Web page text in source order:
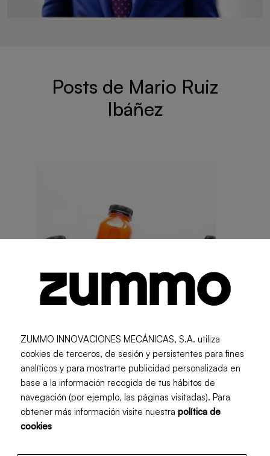
Posts de Mario Ruiz
Ibáñez
Urban Trends
Qu’est-ce qu’un bar
ZUMMO INNOVACIONES MECÁNICAS, S.A. utiliza
cookies de terceros, de sesión y persistentes para fines
analíticos y para mostrarte publicidad personalizada en
base a la información recogida de tus hábitos de
navegación (por ejemplo, las páginas visitadas). Para
obtener más información visite nuestra política de
cookies